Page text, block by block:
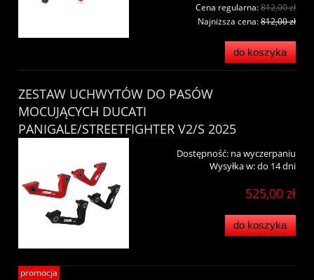
Cena regularna:812,00 zł
Najniższa cena:812,00 zł
do koszyka
ZESTAW UCHWYTÓW DO PASÓW
MOCUJĄCYCH DUCATI
PANIGALE/STREETFIGHTER V2/S 2025
Dostępność: na wyczerpaniu
Wysyłka w:do 14 dni
525,00 zł
do koszyka
promocja